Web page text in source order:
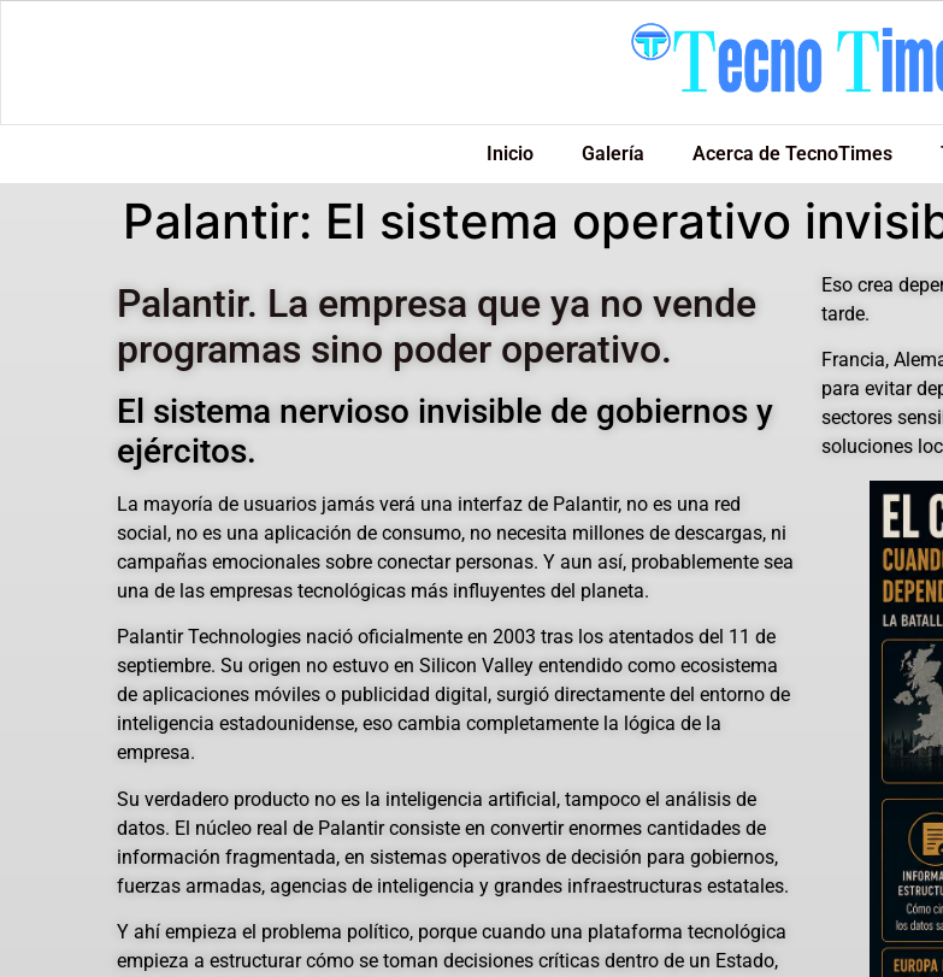
Inicio Galería Acerca de TecnoTimes
Palantir: El sistema operativo
Palantir. La empresa que ya no vende
programas sino poder operativo.
El sistema nervioso invisible de gobiernos y
ejércitos.
La mayoría de usuarios jamás verá una interfaz de Palantir, no es una red
social, no es una aplicación de consumo, no necesita millones de descargas, ni
campañas emocionales sobre conectar personas. Y aun así, probablemente sea
una de las empresas tecnológicas más influyentes del planeta.
Palantir Technologies nació oficialmente en 2003 tras los atentados del 11 de
septiembre. Su origen no estuvo en Silicon Valley entendido como ecosistema
de aplicaciones móviles o publicidad digital, surgió directamente del entorno de
inteligencia estadounidense, eso cambia completamente la lógica de la
empresa.
Su verdadero producto no es la inteligencia artificial, tampoco el análisis de
datos. El núcleo real de Palantir consiste en convertir enormes cantidades de
información fragmentada, en sistemas operativos de decisión para gobiernos,
fuerzas armadas, agencias de inteligencia y grandes infraestructuras estatales.
Y ahí empieza el problema político, porque cuando una plataforma tecnológica
empieza a estructurar cómo se toman decisiones críticas dentro de un Estado,
Eso crea
tarde.
Francia,
para evitar
sectores
soluciones